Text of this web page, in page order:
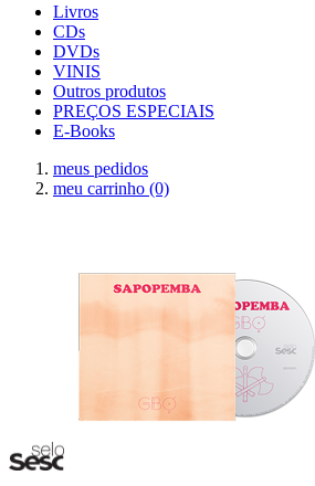
Livros
CDs
DVDs
VINIS
Outros produtos
PREÇOS ESPECIAIS
E-Books
meus pedidos
meu carrinho (0)